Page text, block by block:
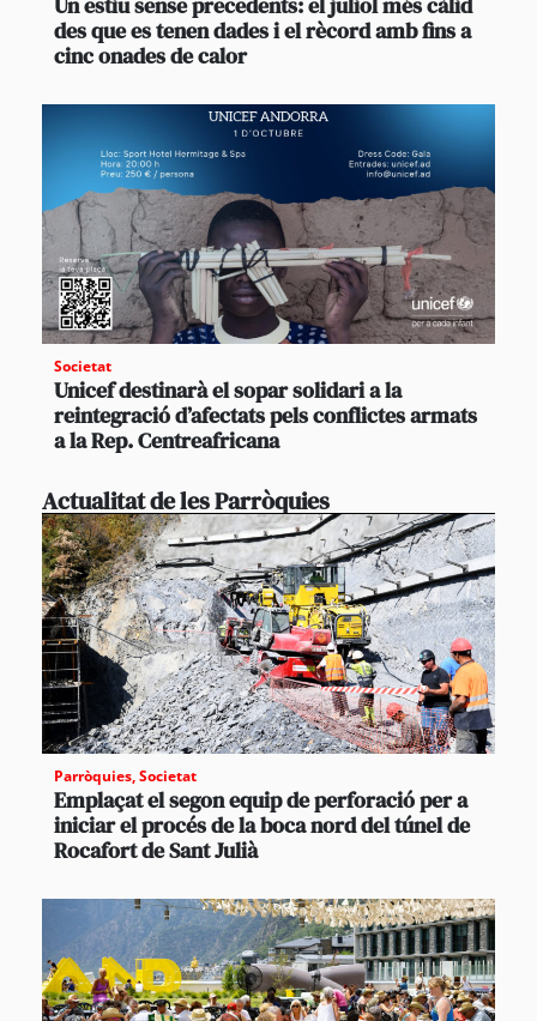
des que es tenen dades i el rècord amb fins a
cinc onades de calor
Societat
Unicef destinarà el sopar solidari a la
reintegració d’afectats pels conflictes armats
a la Rep. Centreafricana
Actualitat de les Parròquies
Parròquies,Societat
Emplaçat el segon equip de perforació per a
iniciar el procés de la boca nord del túnel de
Rocafort de Sant Julià